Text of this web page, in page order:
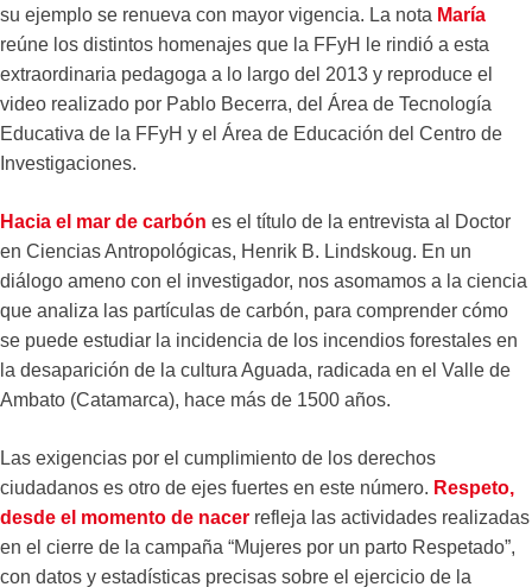
su ejemplo se renueva con mayor vigencia. La nota María
reúne los distintos homenajes que la FFyH le rindió a esta
extraordinaria pedagoga a lo largo del 2013 y reproduce el
video realizado por Pablo Becerra, del Área de Tecnología
Educativa de la FFyH y el Área de Educación del Centro de
Investigaciones.
Hacia el mar de carbón es el título de la entrevista al Doctor
en Ciencias Antropológicas, Henrik B. Lindskoug. En un
diálogo ameno con el investigador, nos asomamos a la ciencia
que analiza las partículas de carbón, para comprender cómo
se puede estudiar la incidencia de los incendios forestales en
la desaparición de la cultura Aguada, radicada en el Valle de
Ambato (Catamarca), hace más de 1500 años.
Las exigencias por el cumplimiento de los derechos
ciudadanos es otro de ejes fuertes en este número. Respeto,
desde el momento de nacer refleja las actividades realizadas
en el cierre de la campaña “Mujeres por un parto Respetado”,
con datos y estadísticas precisas sobre el ejercicio de la